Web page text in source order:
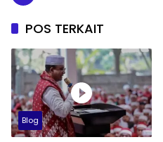
POS TERKAIT
Blog